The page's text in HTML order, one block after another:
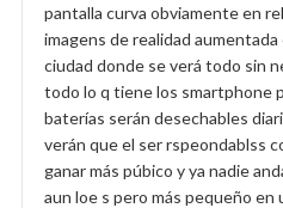
pantalla curva obviamente en
imagens de realidad
ciudad donde se verá todo sin
todo lo q tiene los smartphone
baterías serán desechables
verán que el ser rspeondablss
ganar más púbico y ya nadie
aun loe s pero más pequeño en